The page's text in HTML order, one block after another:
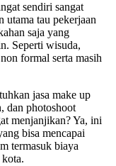
sendiri sangat
utama tau pekerjaan
saja yang
Seperti wisuda,
formal serta masih
jasa make up
dan photoshoot
menjanjikan? Ya, ini
bisa mencapai
termasuk biaya